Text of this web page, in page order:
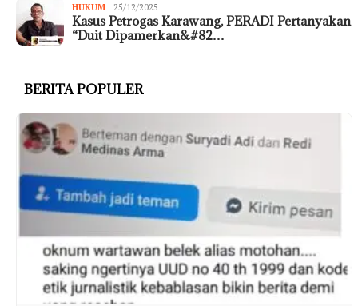
HUKUM 25/12/2025
Kasus Petrogas Karawang, PERADI Pertanyakan
“Duit Dipamerkan&#82…
BERITA POPULER